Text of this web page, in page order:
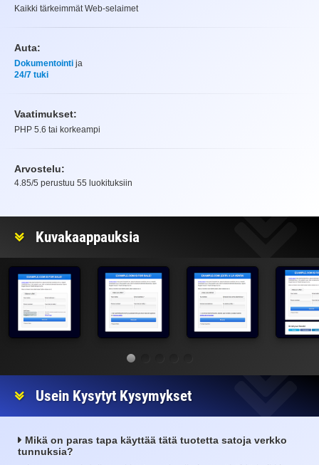
Kaikki tärkeimmät Web-selaimet
Auta:
Dokumentointi ja
24/7 tuki
Vaatimukset:
PHP 5.6 tai korkeampi
Arvostelu:
Arvostelu
4.85/5 perustuu 55 luokituksiin
Kuvakaappauksia
Usein Kysytyt Kysymykset
Mikä on paras tapa käyttää tätä tuotetta satoja verkko
tunnuksia?